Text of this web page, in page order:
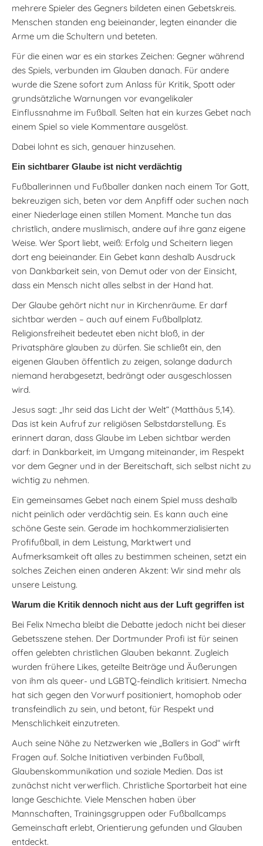
mehrere Spieler des Gegners bildeten einen Gebetskreis.
Menschen standen eng beieinander, legten einander die
Arme um die Schultern und beteten.
Für die einen war es ein starkes Zeichen: Gegner während
des Spiels, verbunden im Glauben danach. Für andere
wurde die Szene sofort zum Anlass für Kritik, Spott oder
grundsätzliche Warnungen vor evangelikaler
Einflussnahme im Fußball. Selten hat ein kurzes Gebet nach
einem Spiel so viele Kommentare ausgelöst.
Dabei lohnt es sich, genauer hinzusehen.
Ein sichtbarer Glaube ist nicht verdächtig
Fußballerinnen und Fußballer danken nach einem Tor Gott,
bekreuzigen sich, beten vor dem Anpfiff oder suchen nach
einer Niederlage einen stillen Moment. Manche tun das
christlich, andere muslimisch, andere auf ihre ganz eigene
Weise. Wer Sport liebt, weiß: Erfolg und Scheitern liegen
dort eng beieinander. Ein Gebet kann deshalb Ausdruck
von Dankbarkeit sein, von Demut oder von der Einsicht,
dass ein Mensch nicht alles selbst in der Hand hat.
Der Glaube gehört nicht nur in Kirchenräume. Er darf
sichtbar werden – auch auf einem Fußballplatz.
Religionsfreiheit bedeutet eben nicht bloß, in der
Privatsphäre glauben zu dürfen. Sie schließt ein, den
eigenen Glauben öffentlich zu zeigen, solange dadurch
niemand herabgesetzt, bedrängt oder ausgeschlossen
wird.
Jesus sagt: „Ihr seid das Licht der Welt“ (Matthäus 5,14).
Das ist kein Aufruf zur religiösen Selbstdarstellung. Es
erinnert daran, dass Glaube im Leben sichtbar werden
darf: in Dankbarkeit, im Umgang miteinander, im Respekt
vor dem Gegner und in der Bereitschaft, sich selbst nicht zu
wichtig zu nehmen.
Ein gemeinsames Gebet nach einem Spiel muss deshalb
nicht peinlich oder verdächtig sein. Es kann auch eine
schöne Geste sein. Gerade im hochkommerzialisierten
Profifußball, in dem Leistung, Marktwert und
Aufmerksamkeit oft alles zu bestimmen scheinen, setzt ein
solches Zeichen einen anderen Akzent: Wir sind mehr als
unsere Leistung.
Warum die Kritik dennoch nicht aus der Luft gegriffen ist
Bei Felix Nmecha bleibt die Debatte jedoch nicht bei dieser
Gebetsszene stehen. Der Dortmunder Profi ist für seinen
offen gelebten christlichen Glauben bekannt. Zugleich
wurden frühere Likes, geteilte Beiträge und Äußerungen
von ihm als queer- und LGBTQ-feindlich kritisiert. Nmecha
hat sich gegen den Vorwurf positioniert, homophob oder
transfeindlich zu sein, und betont, für Respekt und
Menschlichkeit einzutreten.
Auch seine Nähe zu Netzwerken wie „Ballers in God“ wirft
Fragen auf. Solche Initiativen verbinden Fußball,
Glaubenskommunikation und soziale Medien. Das ist
zunächst nicht verwerflich. Christliche Sportarbeit hat eine
lange Geschichte. Viele Menschen haben über
Mannschaften, Trainingsgruppen oder Fußballcamps
Gemeinschaft erlebt, Orientierung gefunden und Glauben
entdeckt.